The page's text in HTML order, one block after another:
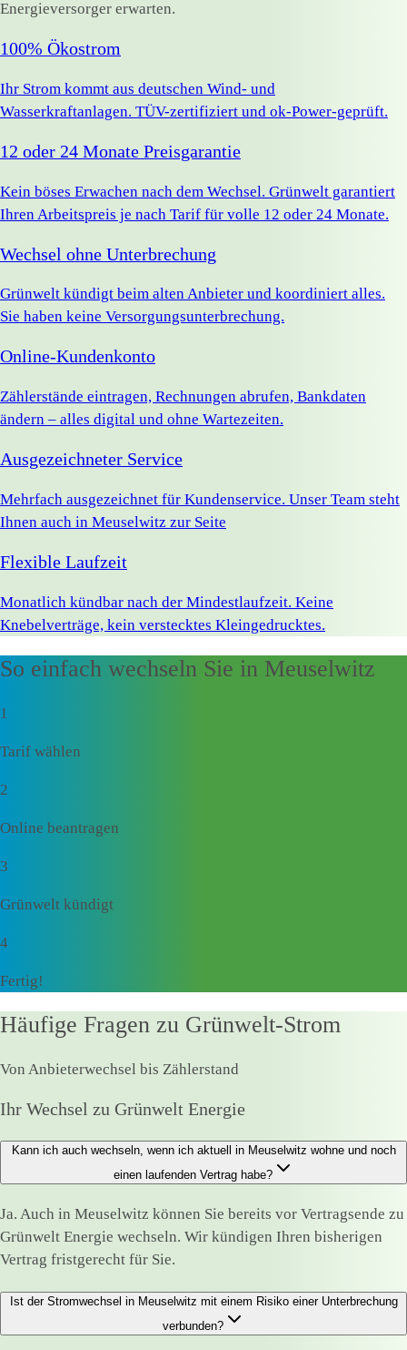
Energieversorger erwarten.
100% Ökostrom
Ihr Strom kommt aus deutschen Wind- und
Wasserkraftanlagen. TÜV-zertifiziert und ok-Power-geprüft.
12 oder 24 Monate Preisgarantie
Kein böses Erwachen nach dem Wechsel. Grünwelt garantiert
Ihren Arbeitspreis je nach Tarif für volle 12 oder 24 Monate.
Wechsel ohne Unterbrechung
Grünwelt kündigt beim alten Anbieter und koordiniert alles.
Sie haben keine Versorgungsunterbrechung.
Online-Kundenkonto
Zählerstände eintragen, Rechnungen abrufen, Bankdaten
ändern – alles digital und ohne Wartezeiten.
Ausgezeichneter Service
Mehrfach ausgezeichnet für Kundenservice. Unser Team steht
Ihnen auch in Meuselwitz zur Seite
Flexible Laufzeit
Monatlich kündbar nach der Mindestlaufzeit. Keine
Knebelverträge, kein verstecktes Kleingedrucktes.
So einfach wechseln Sie in Meuselwitz
1
Tarif wählen
2
Online beantragen
3
Grünwelt kündigt
4
Fertig!
Häufige Fragen zu Grünwelt-Strom
Von Anbieterwechsel bis Zählerstand
Ihr Wechsel zu Grünwelt Energie
Kann ich auch wechseln, wenn ich aktuell in Meuselwitz wohne und noch
einen laufenden Vertrag habe?
Ja. Auch in Meuselwitz können Sie bereits vor Vertragsende zu
Grünwelt Energie wechseln. Wir kündigen Ihren bisherigen
Vertrag fristgerecht für Sie.
Ist der Stromwechsel in Meuselwitz mit einem Risiko einer Unterbrechung
verbunden?